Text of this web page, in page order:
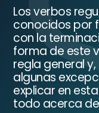
ZonaInglés
Los verbos
conocidos por
con la
forma de este
regla general
algunas
explicar en
todo acerca